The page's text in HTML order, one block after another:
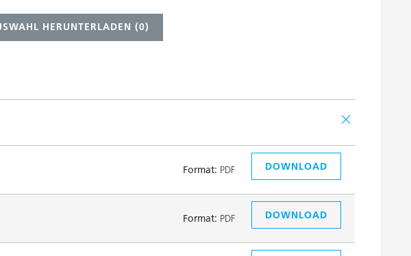
HERUNTERLADEN (0)
Format: PDF DOWNLOAD
Format: PDF DOWNLOAD